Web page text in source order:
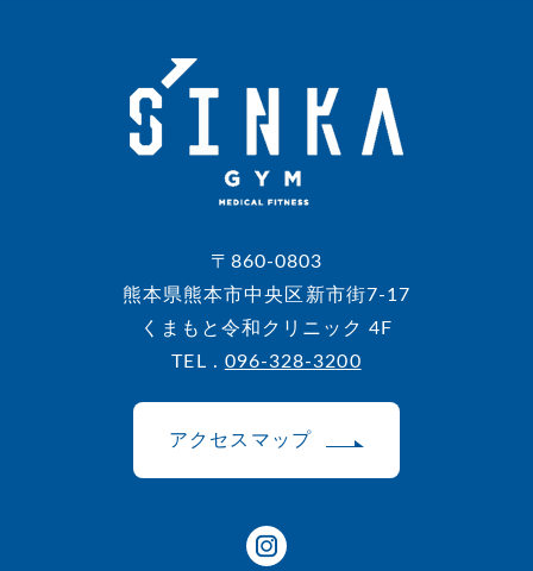
〒860-0803
熊本県熊本市中央区新市街7-17
くまもと令和クリニック 4F
TEL . 096-328-3200
アクセスマップ